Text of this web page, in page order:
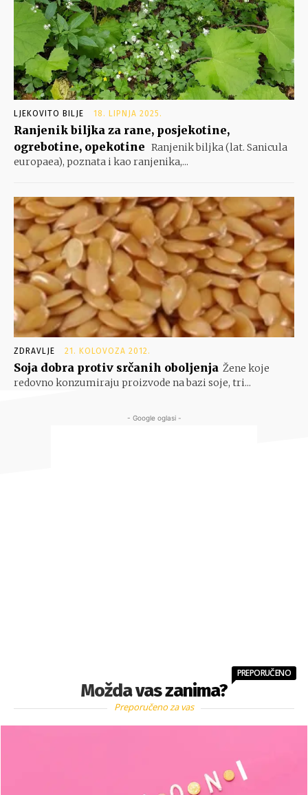
LJEKOVITO BILJE 18. LIPNJA 2025.
Ranjenik biljka za rane, posjekotine,
ogrebotine, opekotine Ranjenik biljka (lat. Sanicula
europaea), poznata i kao ranjenika,...
ZDRAVLJE 21. KOLOVOZA 2012.
Soja dobra protiv srčanih oboljenja Žene koje
redovno konzumiraju proizvode na bazi soje, tri...
- Google oglasi -
Možda vas zanima?
PREPORUČENO
Preporučeno za vas